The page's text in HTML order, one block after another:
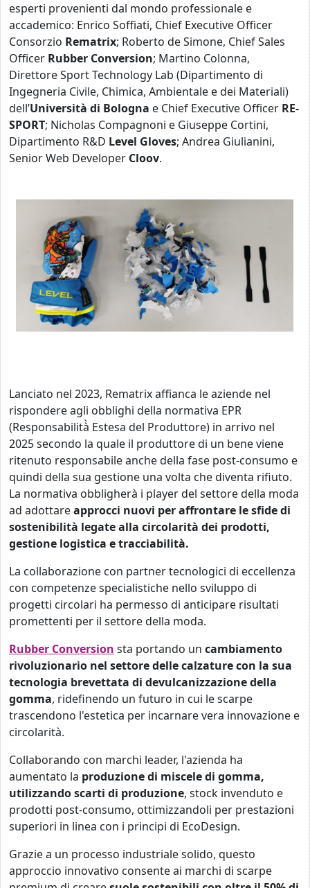
esperti provenienti dal mondo professionale e
accademico: Enrico Soffiati, Chief Executive Officer
Consorzio Rematrix; Roberto de Simone, Chief Sales
Officer Rubber Conversion; Martino Colonna,
Direttore Sport Technology Lab (Dipartimento di
Ingegneria Civile, Chimica, Ambientale e dei Materiali)
dell’Università di Bologna e Chief Executive Officer RE-
SPORT; Nicholas Compagnoni e Giuseppe Cortini,
Dipartimento R&D Level Gloves; Andrea Giulianini,
Senior Web Developer Cloov.
Lanciato nel 2023, Rematrix affianca le aziende nel
rispondere agli obblighi della normativa EPR
(Responsabilità̀ Estesa del Produttore) in arrivo nel
2025 secondo la quale il produttore di un bene viene
ritenuto responsabile anche della fase post-consumo e
quindi della sua gestione una volta che diventa rifiuto.
La normativa obbligherà i player del settore della moda
ad adottareapprocci nuovi per affrontare le sfide di
sostenibilità legate alla circolarità dei prodotti,
gestione logistica e tracciabilità.
La collaborazione con partner tecnologici di eccellenza
con competenze specialistiche nello sviluppo di
progetti circolari ha permesso di anticipare risultati
promettenti per il settore della moda.
Rubber Conversion sta portando un cambiamento
rivoluzionario nel settore delle calzature con la sua
tecnologia brevettata di devulcanizzazione della
gomma, ridefinendo un futuro in cui le scarpe
trascendono l'estetica per incarnare vera innovazione e
circolarità.
Collaborando con marchi leader, l'azienda ha
aumentato la produzione di miscele di gomma,
utilizzando scarti di produzione, stock invenduto e
prodotti post-consumo, ottimizzandoli per prestazioni
superiori in linea con i principi di EcoDesign.
Grazie a un processo industriale solido, questo
approccio innovativo consente ai marchi di scarpe